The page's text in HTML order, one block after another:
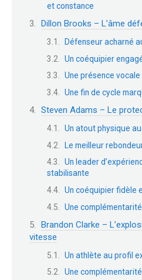
et constance
Dillon Brooks – L’âme
Défenseur acharné
Un coéquipier
Une présence
Une fin de cycle
Steven Adams – Le
Un atout physique
Le meilleur
Un leader
stabilisante
Un coéquipier fidèle
Une
Brandon Clarke –
vitesse
Un athlète au profil
Une